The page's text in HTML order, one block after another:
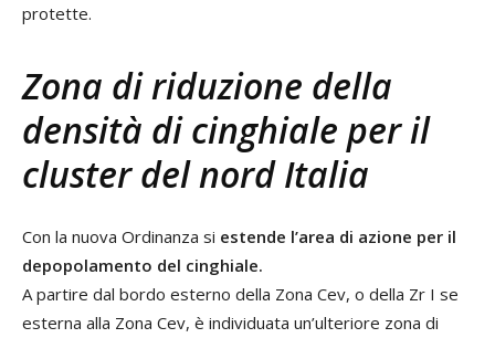
protette.
Zona di riduzione della
densità di cinghiale per il
cluster del nord Italia
Con la nuova Ordinanza si estende l’area di azione per il
depopolamento del cinghiale.
A partire dal bordo esterno della Zona Cev, o della Zr I se
esterna alla Zona Cev, è individuata un’ulteriore zona di